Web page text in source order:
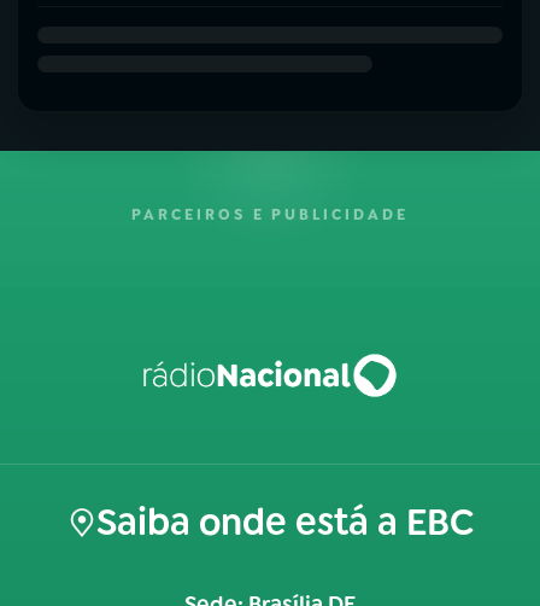
PARCEIROS E PUBLICIDADE
Saiba onde está a EBC